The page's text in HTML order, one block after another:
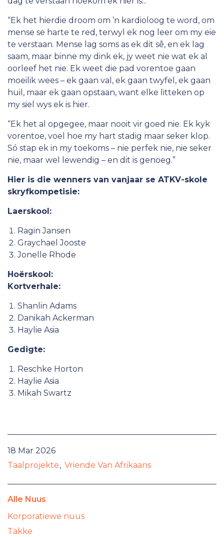
“Ek het hierdie droom om ’n kardioloog te word, om
mense se harte te red, terwyl ek nog leer om my eie
te verstaan. Mense lag soms as ek dit sê, en ek lag
saam, maar binne my dink ek, jy weet nie wat ek al
oorleef het nie. Ek weet die pad vorentoe gaan
moeilik wees – ek gaan val, ek gaan twyfel, ek gaan
huil, maar ek gaan opstaan, want elke litteken op
my siel wys ek is hier.
“Ek het al opgegee, maar nooit vir goed nie. Ek kyk
vorentoe, voel hoe my hart stadig maar seker klop.
Só stap ek in my toekoms – nie perfek nie, nie seker
nie, maar wel lewendig – en dit is genoeg.”
Hier is die wenners van vanjaar se ATKV-skole
skryfkompetisie:
Laerskool:
Ragin Jansen
Graychael Jooste
Jonelle Rhode
Hoërskool:
Kortverhale:
Shanlin Adams
Danikah Ackerman
Haylie Asia
Gedigte:
Reschke Horton
Haylie Asia
Mikah Swartz
18 Mar 2026
Taalprojekte
Vriende Van Afrikaans
Alle Nuus
Korporatiewe nuus
Takke